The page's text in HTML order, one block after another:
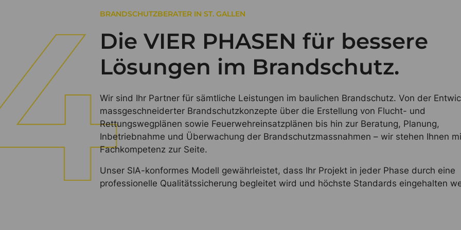
BRANDSCHUTZBERATER IN ST. GALLEN
Die VIER PHASEN für bessere
Lösungen im Brandschutz.
Wir sind Ihr Partner für sämtliche Leistungen im baulichen Brandschutz. Von der
massgeschneiderter Brandschutzkonzepte über die Erstellung von Flucht- und
Rettungswegplänen sowie Feuerwehreinsatzplänen bis hin zur Beratung, Planung,
Inbetriebnahme und Überwachung der Brandschutzmassnahmen – wir stehen Ihnen
Fachkompetenz zur Seite.
Unser SIA-konformes Modell gewährleistet, dass Ihr Projekt in jeder Phase durch eine
professionelle Qualitätssicherung begleitet wird und höchste Standards eingehalten